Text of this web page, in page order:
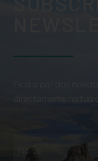
directamente na tua